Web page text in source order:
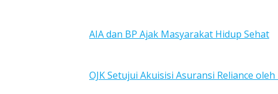
AIA dan BP Ajak Masyarakat Hidup Sehat
OJK Setujui Akuisisi Asuransi Reliance oleh